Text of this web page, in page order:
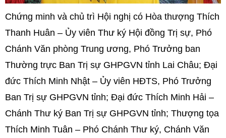
Chứng minh và chủ trì Hội nghị có Hòa thượng Thích
Thanh Huân – Ủy viên Thư ký Hội đồng Trị sự, Phó
Chánh Văn phòng Trung ương, Phó Trưởng ban
Thường trực Ban Trị sự GHPGVN tỉnh Lai Châu; Đại
đức Thích Minh Nhật – Ủy viên HĐTS, Phó Trưởng
Ban Trị sự GHPGVN tỉnh; Đại đức Thích Minh Hải –
Chánh Thư ký Ban Trị sự GHPGVN tỉnh; Thượng tọa
Thích Minh Tuân – Phó Chánh Thư ký, Chánh Văn